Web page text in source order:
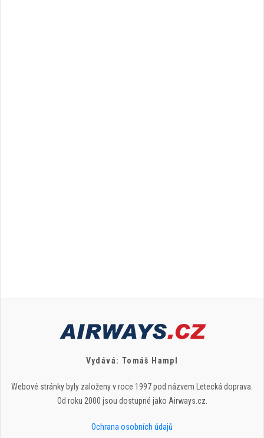
Vydává: Tomáš Hampl
Webové stránky byly založeny v roce 1997 pod názvem Letecká doprava.
Od roku 2000 jsou dostupné jako Airways.cz.
Ochrana osobních údajů